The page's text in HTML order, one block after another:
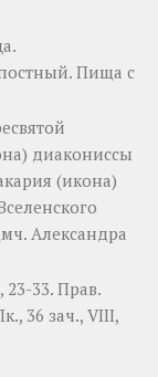
Пища с
) диакониссы
(икона)
Александра
23-33.Прав.
36 зач., VIII,